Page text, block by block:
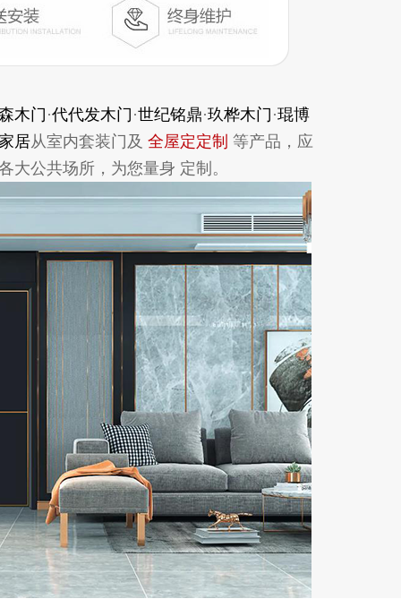
木门 ·代代发木门 ·世纪铭鼎·玖桦木门 ·琨博
居从室内套装门及 全屋定定制 等产品，应
大公共场所，为您量身 定制。